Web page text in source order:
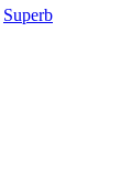
Superb